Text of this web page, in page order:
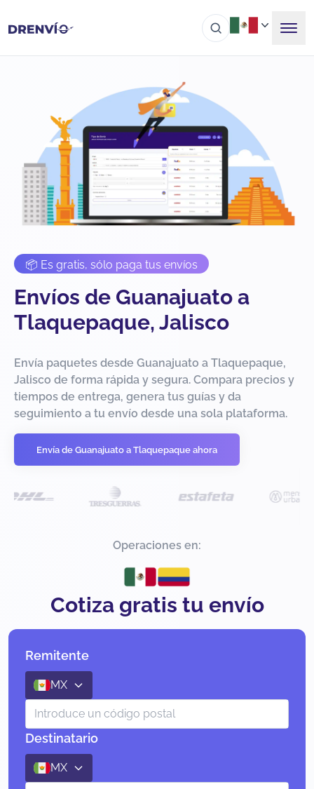
📦 Es gratis, sólo paga tus envíos
Envíos de Guanajuato a
Tlaquepaque, Jalisco
Envía paquetes desde Guanajuato a Tlaquepaque,
Jalisco de forma rápida y segura. Compara precios y
tiempos de entrega, genera tus guías y da
seguimiento a tu envío desde una sola plataforma.
Envía de Guanajuato a Tlaquepaque ahora
Operaciones en:
Cotiza gratis tu envío
Remitente
MX
Destinatario
MX